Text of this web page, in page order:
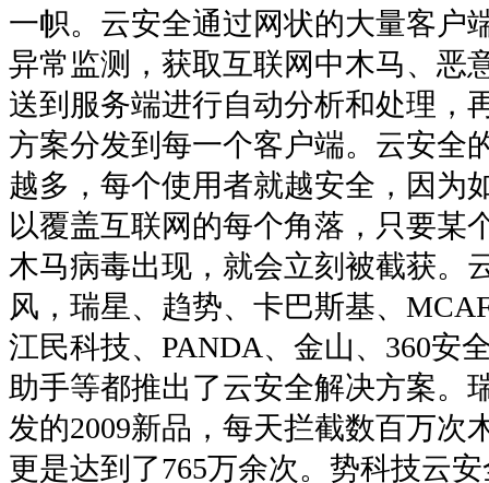
一帜。云安全通过网状的大量客户
异常监测，获取互联网中木马、恶
送到服务端进行自动分析和处理，
方案分发到每一个客户端。云安全
越多，每个使用者就越安全，因为
以覆盖互联网的每个角落，只要某
木马病毒出现，就会立刻被截获。
风，瑞星、趋势、卡巴斯基、
江民科技、PANDA、金山、360安
助手等都推出了云安全解决方案。
发的2009新品，每天拦截数百万次
更是达到了765万余次。势科技云